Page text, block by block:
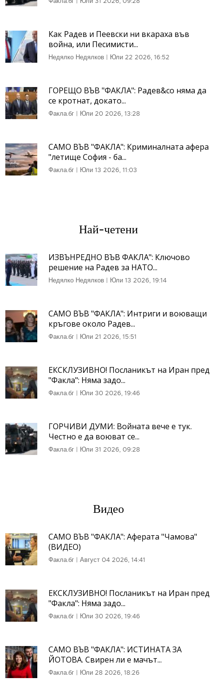
Как Радев и Пеевски ни вкараха във
война, или Песимисти...
Недялко Недялков | Юли 22 2026, 16:52
ГОРЕЩО ВЪВ "ФАКЛА": Радев&co няма да
се кротнат, докато...
Факла.бг | Юли 20 2026, 13:28
САМО ВЪВ "ФАКЛА": Криминалната афера
"летище София - ба...
Факла.бг | Юли 13 2026, 11:03
Най-четени
ИЗВЪНРЕДНО ВЪВ ФАКЛА": Ключово
решение на Радев за НАТО...
Недялко Недялков | Юли 13 2026, 19:14
САМО ВЪВ "ФАКЛА": Интриги и воюващи
кръгове около Радев...
Факла.бг | Юли 21 2026, 15:51
ЕКСКЛУЗИВНО! Посланикът на Иран пред
"Факла": Няма задо...
Факла.бг | Юли 30 2026, 19:46
ГОРЧИВИ ДУМИ: Войната вече е тук.
Честно е да воюват се...
Факла.бг | Юли 31 2026, 09:28
Видео
САМО ВЪВ "ФАКЛА": Аферата "Чамова"
(ВИДЕО)
Факла.бг | Август 04 2026, 14:41
ЕКСКЛУЗИВНО! Посланикът на Иран пред
"Факла": Няма задо...
Факла.бг | Юли 30 2026, 19:46
САМО ВЪВ "ФАКЛА": ИСТИНАТА ЗА
ЙОТОВА. Свирен ли е мачът...
Факла.бг | Юли 28 2026, 18:26